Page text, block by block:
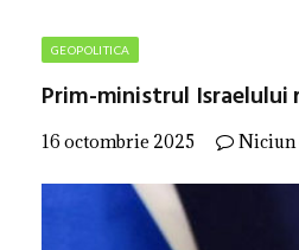
GEOPOLITICA
Prim-ministrul Israelului
16 octombrie 2025 Niciun